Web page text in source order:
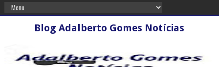
Blog Adalberto Gomes Notícias